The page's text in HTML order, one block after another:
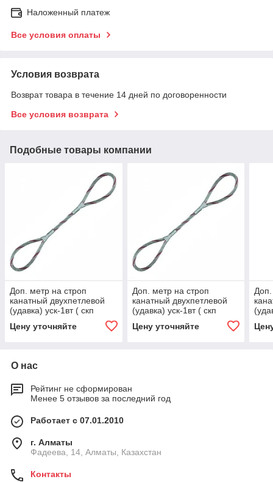
Наложенный платеж
Все условия оплаты
Условия возврата
Возврат товара в течение 14 дней по договоренности
Все условия возврата
Подобные товары компании
Доп. метр на строп
канатный двухпетлевой
(удавка) уск-1вт ( скп
длина 1 м) 10, 2000
Цену уточняйте
Доп. метр на строп
канатный двухпетлевой
(удавка) уск-1вт ( скп
длина 1 м) 0.63,
Цену уточняйте
Доп.
О нас
Рейтинг не сформирован
Менее 5 отзывов за последний год
Работает с 07.01.2010
г. Алматы
Фадеева, 14, Алматы, Казахстан
Контакты